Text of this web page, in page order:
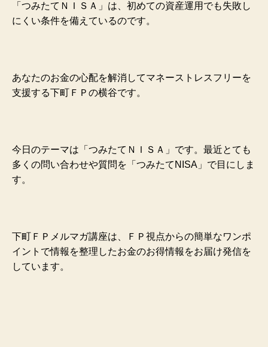
「つみたてＮＩＳＡ」は、初めての資産運用でも失敗し
にくい条件を備えているのです。
あなたのお金の心配を解消してマネーストレスフリーを
支援する下町ＦＰの横谷です。
今日のテーマは「つみたてＮＩＳＡ」です。最近とても
多くの問い合わせや質問を「つみたてNISA 」で目にしま
す。
下町ＦＰメルマガ講座は、ＦＰ視点からの簡単なワンポ
イントで情報を整理したお金のお得情報をお届け発信を
しています。